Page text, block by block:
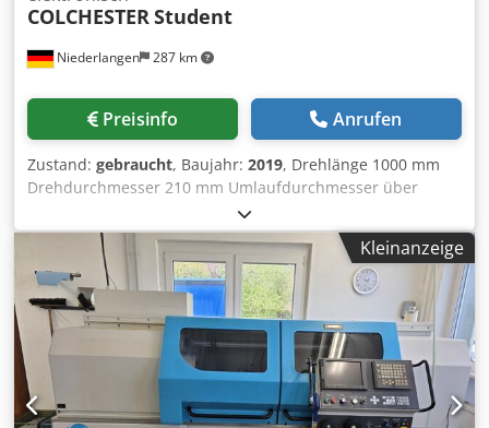
Niederlangen 287 km
COLCHESTERStudent
Preisinfo Anrufen
Zustand: gebraucht, Baujahr: 2019, Drehlänge 1000 mm
Drehdurchmesser 210 mm Umlaufdurchmesser über
Bettschlitten 300 mm Spitzenhöhe 167 mm
Spindelbohrung 40 mm Bettbreite 210 mm Drehzahl 40 -
2500 U/min Maschinengewicht ca. 1000 kg. Abmessung L-
B-H 2000 x 1000 x 1700 mm Ausstattung: - Digitalanzeige -
3-Backen Drehfutter D= 150 mm -
Drehfutterschutzeinrichtung - Multifix-
Schnellwechselstahlhalter - Maschinenleuchte -
Spänerückwand - Bedienerschutz am Support -
Kühlmitteleinrichtung - Bettanschlag - Reitstock Dedpfx
Adszl E T Djrokr - Bedienungsanleitung
Kleinanzeige